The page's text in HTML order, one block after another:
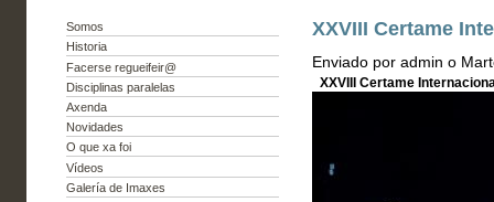
Somos
Historia
Facerse regueifeir@
Disciplinas paralelas
Axenda
Novidades
O que xa foi
Vídeos
Galería de Imaxes
XXVIII Certame
Enviado por admin o
XXVIII Certame